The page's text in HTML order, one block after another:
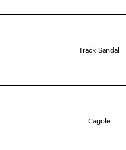
Track Sandal
Cagole